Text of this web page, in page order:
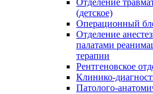
Отделение
(детское)
Операционный
Отделение
палатами
терапии
Рентгеновское
Клинико-
Патолого-